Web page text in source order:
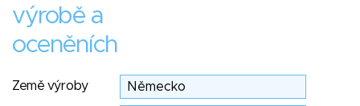
výrobě a
oceněních
Země výroby